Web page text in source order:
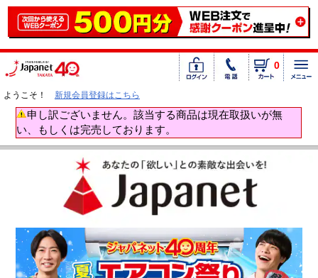
0
ようこそ！ 新規会員登録はこちら
申し訳ございません。該当する商品は現在取扱いが無
い、もしくは完売しております。